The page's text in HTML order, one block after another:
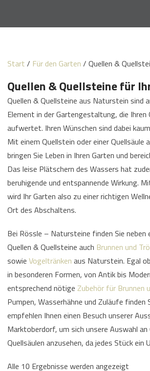
Start / Für den Garten / Quellen &
Quellen & Quellsteine für
Quellen & Quellsteine aus Naturstein sind
Element in der Gartengestaltung, die Ihren
aufwertet. Ihren Wünschen sind dabei
Mit einem Quellstein oder einer Quellsäule
bringen Sie Leben in Ihren Garten und
Das leise Plätschern des Wassers hat
beruhigende und entspannende Wirkung.
wird Ihr Garten also zu einer richtigen
Ort des Abschaltens.
Bei Rössle – Natursteine finden Sie neben
Quellen & Quellsteine auch Brunnen und
sowie Vogeltränken aus Naturstein. Egal
in besonderen Formen, von Antik bis
entsprechend nötige Zubehör für Brunnen
Pumpen, Wasserhähne und Zuläufe finden
empfehlen Ihnen einen Besuch unserer
Marktoberdorf, um sich unsere Auswahl an
Quellsäulen anzusehen, da jedes Stück ein
Alle 10 Ergebnisse werden angezeigt